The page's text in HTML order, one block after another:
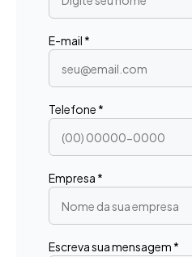
E-mail *
Telefone *
Empresa *
Escreva sua mensagem *